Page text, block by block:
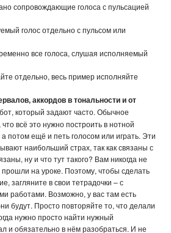
сопровождающие голоса с пульсацией
голос отдельно с пульсом или
все голоса, слушая исполняемый
отдельно, весь пример исполняйте
аккордов в тональности и от
который задают часто. Обычное
всё это нужно построить в нотной
потом ещё и петь голосом или играть. Эти
наибольший страх, так как связаны с
ну и что тут такого? Вам никогда не
прошли на уроке. Поэтому, чтобы сделать
загляните в свои тетрадочки – с
работами. Возможно, у вас там есть
будут. Просто повторяйте то, что делали
нужно просто найти нужный
и обязательно в нём разобраться. И не